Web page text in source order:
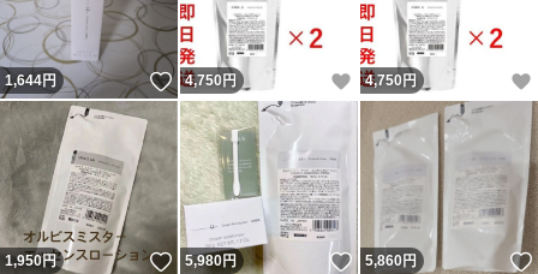
1,644円 いいね！
4,750 円 いいね！
4,750 円
1,950円 いいね！
5,980円 いいね！
5,860円